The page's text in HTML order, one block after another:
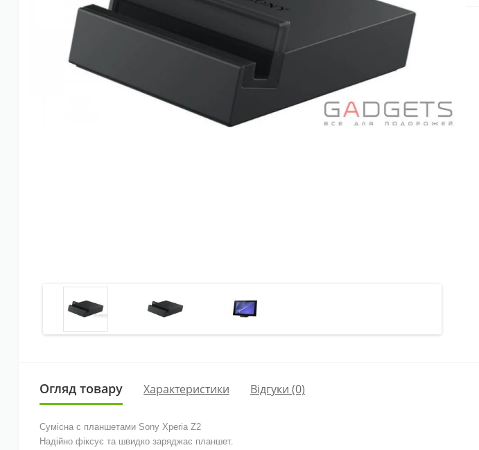
Огляд товару Характеристики Відгуки (0)
Сумісна с планшетами Sony Xperia Z2
Надійно фіксує та швидко заряджає планшет.